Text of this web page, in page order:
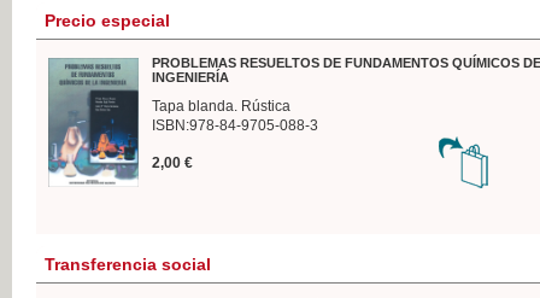
Precio especial
PROBLEMAS RESUELTOS DE FUNDAMENTOS QUÍMICOS
INGENIERÍA
Tapa blanda. Rústica
ISBN:978-84-9705-088-3
2,00 €
Transferencia social